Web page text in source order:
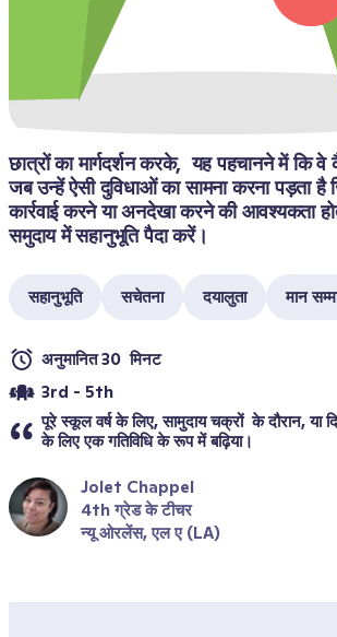
छात्रों का मार्गदर्शन करके,  यह पहचानने में कि वे
जब उन्हें ऐसी दुविधाओं का सामना करना पड़ता है
कार्रवाई करने या अनदेखा करने की आवश्यकता
समुदाय में सहानुभूति पैदा करें।
सहानुभूति सचेतना दयालुता मान
अनुमानित 30  मिनट
3rd - 5th
पूरे स्कूल वर्ष के लिए, सामुदाय चक्रों  के दौरान, या
के लिए एक गतिविधि के रूप में बढ़िया।
Jolet Chappel
4th ग्रेड के टीचर
न्यू ओरलेंस, एल ए (LA)